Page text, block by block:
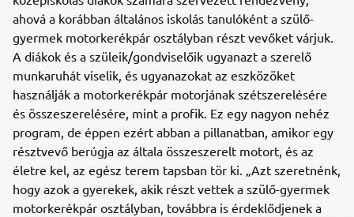
ahová a korábban általános iskolás tanulóként a szülő-
gyermek motorkerékpár osztályban részt vevőket várjuk.
A diákok és a szüleik/gondviselőik ugyanazt a szerelő
munkaruhát viselik, és ugyanazokat az eszközöket
használják a motorkerékpár motorjának szétszerelésére
és összeszerelésére, mint a profik. Ez egy nagyon nehéz
program, de éppen ezért abban a pillanatban, amikor egy
résztvevő berúgja az általa összeszerelt motort, és az
életre kel, az egész terem tapsban tör ki. „Azt szeretnénk,
hogy azok a gyerekek, akik részt vettek a szülő-gyermek
motorkerékpár osztályban, továbbra is érdeklődjenek a